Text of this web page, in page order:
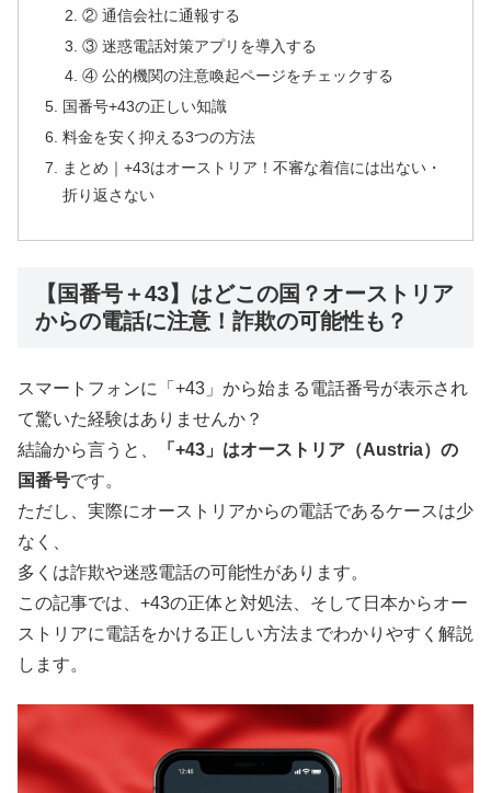
② 通信会社に通報する
③ 迷惑電話対策アプリを導入する
④ 公的機関の注意喚起ページをチェックする
国番号+43の正しい知識
料金を安く抑える3つの方法
まとめ｜+43はオーストリア！不審な着信には出ない・
折り返さない
【国番号＋43】はどこの国？オーストリア
からの電話に注意！詐欺の可能性も？
スマートフォンに「+43」から始まる電話番号が表示され
て驚いた経験はありませんか？
結論から言うと、
「+43」はオーストリア（Austria）の
国番号です。
ただし、実際にオーストリアからの電話であるケースは少
なく、
多くは詐欺や迷惑電話の可能性があります。
この記事では、+43の正体と対処法、そして日本からオー
ストリアに電話をかける正しい方法までわかりやすく解説
します。